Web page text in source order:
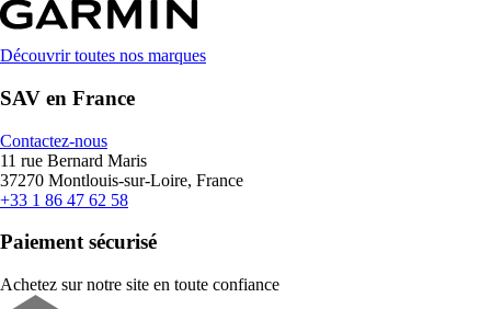
Découvrir toutes nos marques
SAV en France
Contactez-nous
11 rue Bernard Maris
37270 Montlouis-sur-Loire, France
+33 1 86 47 62 58
Paiement sécurisé
Achetez sur notre site en toute confiance